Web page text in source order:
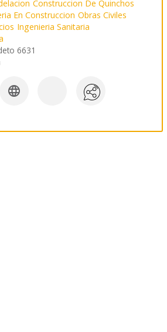
Construccion De Quinchos
En Construccion Obras Civiles
Ingenieria Sanitaria
6631
